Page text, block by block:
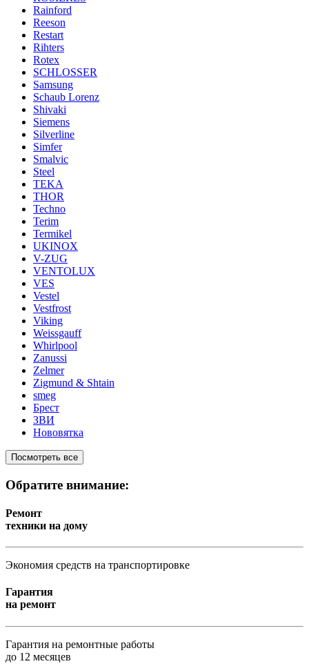
Rainford
Reeson
Restart
Rihters
Rotex
SCHLOSSER
Samsung
Schaub Lorenz
Shivaki
Siemens
Silverline
Simfer
Smalvic
Steel
TEKA
THOR
Techno
Terim
Termikel
UKINOX
V-ZUG
VENTOLUX
VES
Vestel
Vestfrost
Viking
Weissgauff
Whirlpool
Zanussi
Zelmer
Zigmund & Shtain
smeg
Брест
ЗВИ
Нововятка
Посмотреть все
Обратите внимание:
Ремонт
техники на дому
Экономия средств на транспортировке
Гарантия
на ремонт
Гарантия на ремонтные работы
до 12 месяцев